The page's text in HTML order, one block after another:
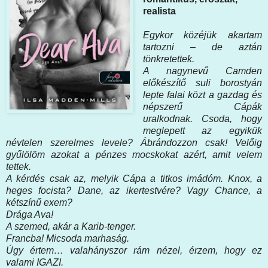
realista
Egykor ​közéjük akartam
tartozni – de aztán
tönkretettek.
A nagynevű Camden
előkészítő suli borostyán
lepte falai közt a gazdag és
népszerű Cápák
uralkodnak. Csoda, hogy
meglepett az egyikük
névtelen szerelmes levele? Ábrándozzon csak! Velőig
gyűlölöm azokat a pénzes mocskokat azért, amit velem
tettek.
A kérdés csak az, melyik Cápa a titkos imádóm. Knox, a
heges focista? Dane, az ikertestvére? Vagy Chance, a
kétszínű exem?
Drága Ava!
A szemed, akár a Karib-tenger.
Francba! Micsoda marhaság.
Úgy értem… valahányszor rám nézel, érzem, hogy ez
valami IGAZI.